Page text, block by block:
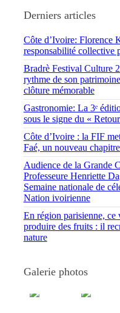
Derniers articles
Côte d’Ivoire: Florence
responsabilité collective
Bradrè Festival Culture
rythme de son
clôture mémorable
Gastronomie: La 3ᵉ
sous le signe du «
Côte d’Ivoire : la FIF
Faé, un nouveau
Audience de la Grande
Professeure Henriette
Semaine nationale de
Nation ivoirienne
En région parisienne, ce
produire des fruits : il
nature
Galerie photos